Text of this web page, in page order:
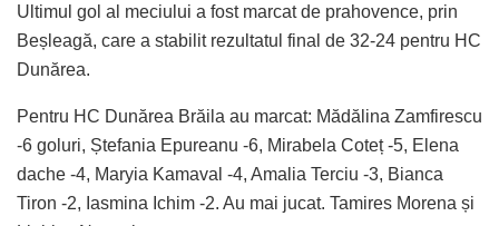
Ultimul gol al meciului a fost marcat de prahovence, prin
Beșleagă, care a stabilit rezultatul final de 32-24 pentru HC
Dunărea.
Pentru HC Dunărea Brăila au marcat: Mădălina Zamfirescu
-6 goluri, Ștefania Epureanu -6, Mirabela Coteț -5, Elena
dache -4, Maryia Kamaval -4, Amalia Terciu -3, Bianca
Tiron -2, Iasmina Ichim -2. Au mai jucat. Tamires Morena și